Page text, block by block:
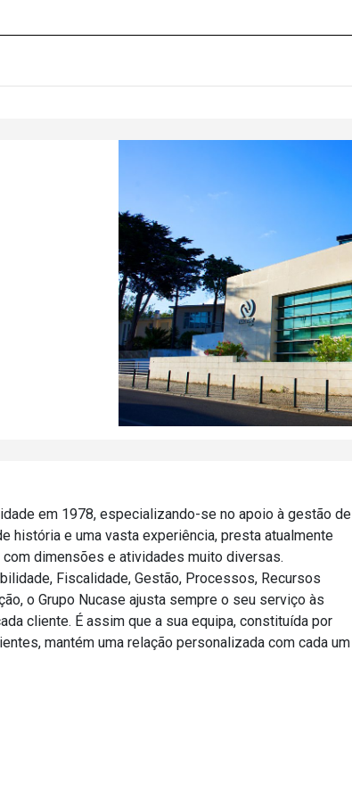
em 1978, especializando-se no apoio à gestão de
história e uma vasta experiência, presta atualmente
dimensões e atividades muito diversas.
Fiscalidade, Gestão, Processos, Recursos
o Grupo Nucase ajusta sempre o seu serviço às
cliente. É assim que a sua equipa, constituída por
mantém uma relação personalizada com cada um